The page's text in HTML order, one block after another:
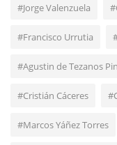
#Jorge Valenzuela
#Francisco Urrutia
#Agustin de Tezanos
#Cristián Cáceres
#Marcos Yáñez Torres